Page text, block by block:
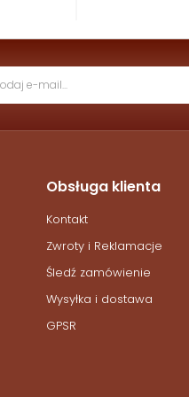
Obsługa klienta
Kontakt
Zwroty i Reklamacje
Śledź zamówienie
Wysyłka i dostawa
GPSR